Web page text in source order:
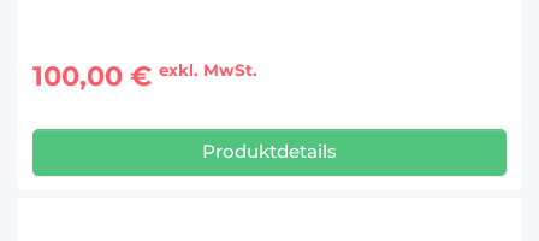
100,00 € exkl. MwSt.
Produktdetails